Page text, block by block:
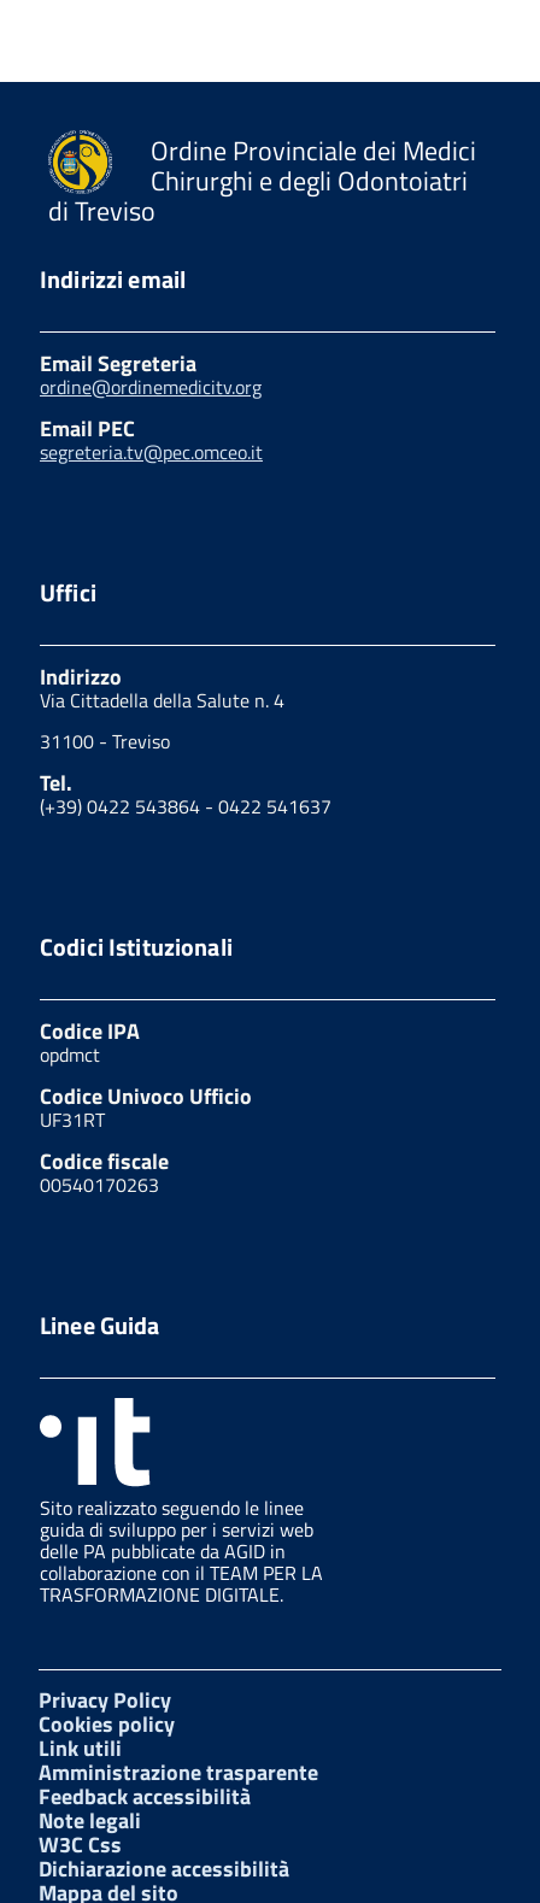
Ordine Provinciale dei Medici
Chirurghi e degli Odontoiatri
di Treviso
Indirizzi email
Email Segreteria
ordine@ordinemedicitv.org
Email PEC
segreteria.tv@pec.omceo.it
Uffici
Indirizzo
Via Cittadella della Salute n. 4
31100 - Treviso
Tel.
(+39) 0422 543864 - 0422 541637
Codici Istituzionali
Codice IPA
opdmct
Codice Univoco Ufficio
UF31RT
Codice fiscale
00540170263
Linee Guida
Sito realizzato seguendo le linee
guida di sviluppo per i servizi web
delle PA pubblicate da AGID in
collaborazione con il TEAM PER LA
TRASFORMAZIONE DIGITALE.
Privacy Policy
Cookies policy
Link utili
Amministrazione trasparente
Feedback accessibilità
Note legali
W3C Css
Dichiarazione accessibilità
Mappa del sito